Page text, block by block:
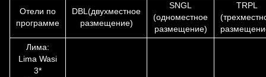
Отели по
программе
DBL(двухместное
размещение)
SNGL
(одноместное
размещение)
TRPL
Лима:
Lima Wasi
3*